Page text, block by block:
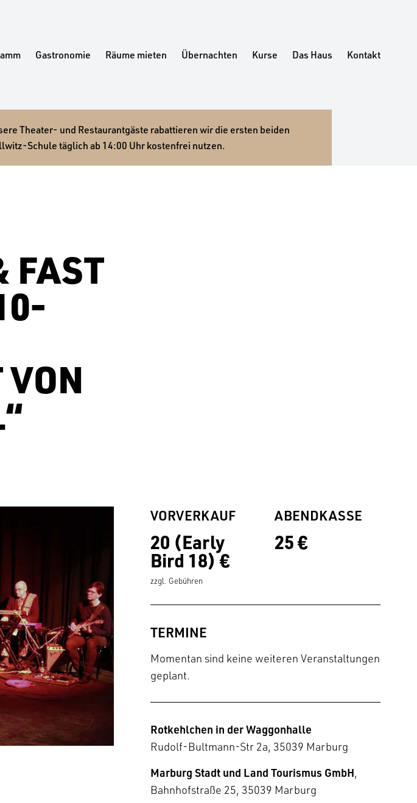
Gastronomie Räume mieten Übernachten Kurse Das Haus Kontakt
Theater- und Restaurantgäste rabattieren wir die ersten beiden
Schule täglich ab 14:00 Uhr kostenfrei nutzen.
FAST
VORVERKAUF
20 (Early
Bird 18) €
zzgl. Gebühren
ABENDKASSE
25 €
TERMINE
Momentan sind keine weiteren Veranstaltungen
geplant.
Rotkehlchen in der Waggonhalle
Rudolf-Bultmann-Str 2a, 35039 Marburg
Marburg Stadt und Land Tourismus GmbH,
Bahnhofstraße 25, 35039 Marburg